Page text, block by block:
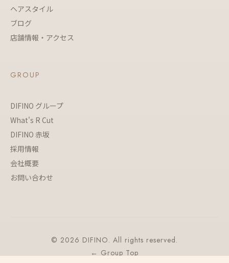
ヘアスタイル
ブログ
店舗情報・アクセス
GROUP
DIFINO グループ
What's R Cut
DIFINO 赤坂
採用情報
会社概要
お問い合わせ
© 2026 DIFINO. All rights reserved.
← Group Top